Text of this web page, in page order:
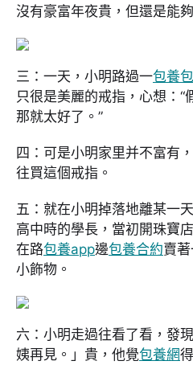
沒有豪富年夜貴，但還是能
三：一天，小明路過一包養
只很是美麗的戒指，心想：“
那就太好了。”
四：可是小明家里并不富有
往買這個戒指。
五：就在小明掉落地離某一
高中時的學長，當初開珠寶
在路包養app邊包養合約賣
小飾物。
六：小明走過往看了看，發
姨再見。」貴，他覺包養網